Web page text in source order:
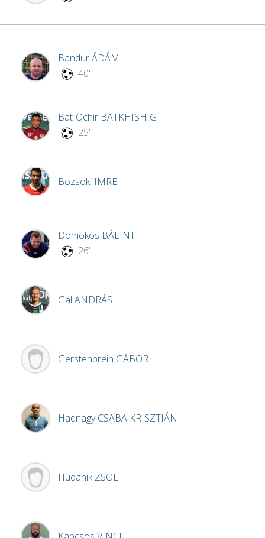
BandurÁDÁM
40'
Bat-Ochir BATKHISHIG
25'
Bozsoki IMRE
Domokos BÁLINT
26'
Gál ANDRÁS
Gerstenbrein GÁBOR
HadnagyCSABA KRISZTIÁN
HudanikZSOLT